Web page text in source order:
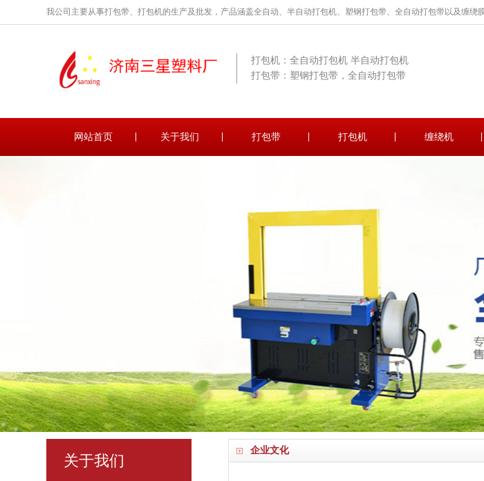
我公司主要从事打包带、打包机的生产及批发，产品涵盖全自动、半自动打包机、塑钢打包带、全自动打包带以及缠绕膜
打包机：全自动打包机 半自动打包机
打包带：塑钢打包带，全自动打包带
网站首页 关于我们 打包带 打包机 缠绕机
企业文化
关于我们